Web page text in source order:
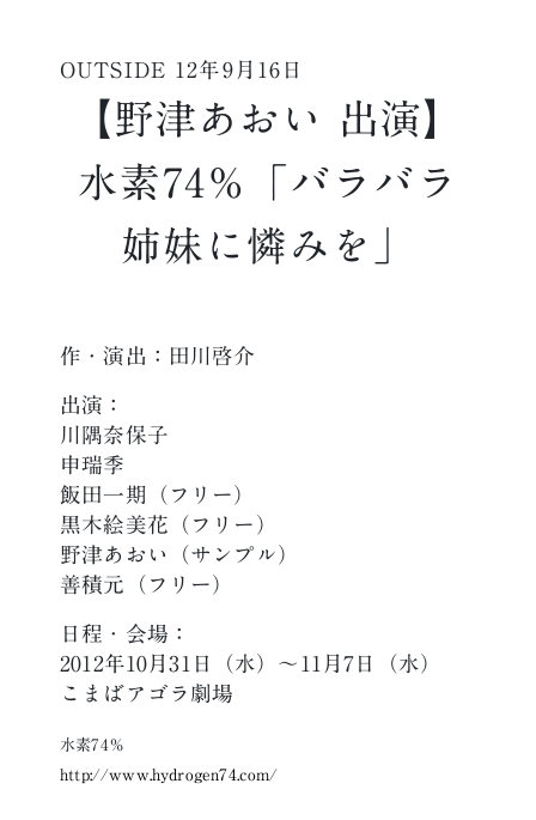
OUTSIDE 12年9月16日
【野津あおい 出演】
水素74％「バラバラ
姉妹に憐みを」
作・演出：田川啓介
出演：
川隅奈保子
申瑞季
飯田一期（フリー）
黒木絵美花（フリー）
野津あおい（サンプル）
善積元（フリー）
日程・会場：
2012年10月31日（水）〜11月7日（水）
こまばアゴラ劇場
水素74％
http://www.hydrogen74.com/